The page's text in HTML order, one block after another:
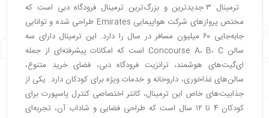
ترمینال ۳ جدیدترین و بزرگ‌ترین ترمینال فرودگاه دبی است که
مختص پروازهای شرکت هواپیمایی Emirates طراحی شده و توانایی
جابه‌جایی ۶۰ میلیون مسافر در سال را دارد. این ترمینال دارای سه
سالن Concourse A، B، C است که امکانات پیشرفته‌ای از جمله
ای‌گیت‌های هوشمند، ترانزیت فرودگاه دبی، فضای خرید متنوع،
سالن‌های غذاخوری، داروخانه و خدمات ویژه برای کودکان دارد. یکی از
جذابیت‌های خاص این ترمینال، کانتر اختصاصی کنترل پاسپورت برای
کودکان ۴ تا ۱۲ سال است که طراحی فضایی و شاداب آن، تجربه‌ای